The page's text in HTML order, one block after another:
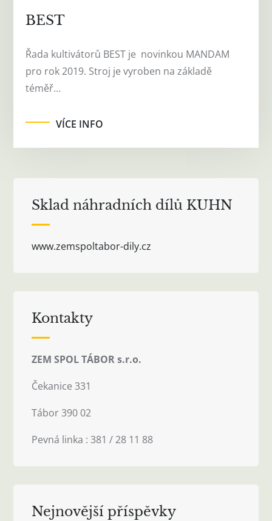
BEST
Řada kultivátorů BEST je novinkou MANDAM
pro rok 2019. Stroj je vyroben na základě
téměř…
VÍCE INFO
Sklad náhradních dílů KUHN
www.zemspoltabor-dily.cz
Kontakty
ZEM SPOL TÁBOR s.r.o.
Čekanice 331
Tábor 390 02
Pevná linka : 381 / 28 11 88
Nejnovější příspěvky